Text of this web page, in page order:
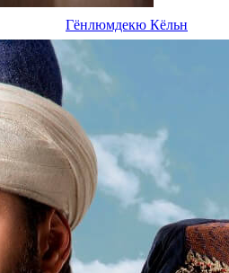
Гёнлюмдекю Кёльн